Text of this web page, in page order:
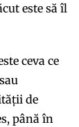
este să îl
ceva ce
de
până în